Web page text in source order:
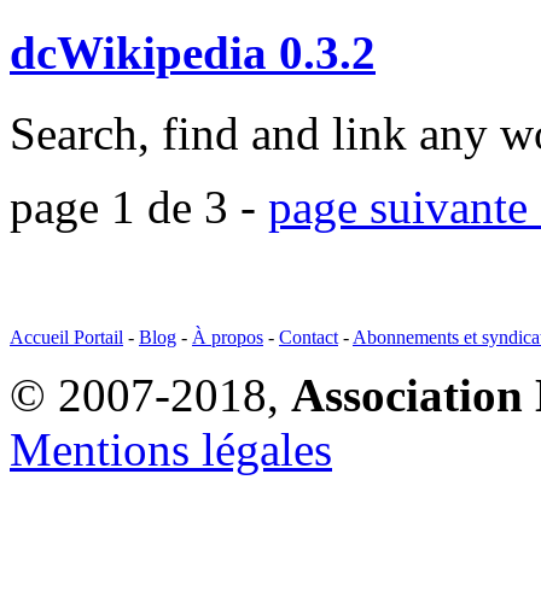
dcWikipedia 0.3.2
Search, find and link any
page 1 de 3 - page suivante
Accueil Portail - Blog - À propos - Contact - Abonnements et
© 2007-2018, Association
Mentions légales